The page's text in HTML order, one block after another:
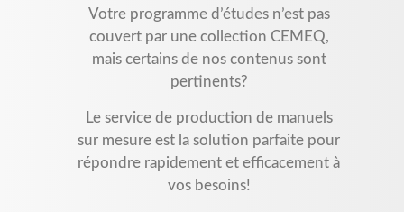
Votre programme d’études n’est pas
couvert par une collection CEMEQ,
mais certains de nos contenus sont
pertinents?
Le service de production de manuels
sur mesure est la solution parfaite pour
répondre rapidement et efficacement à
vos besoins!